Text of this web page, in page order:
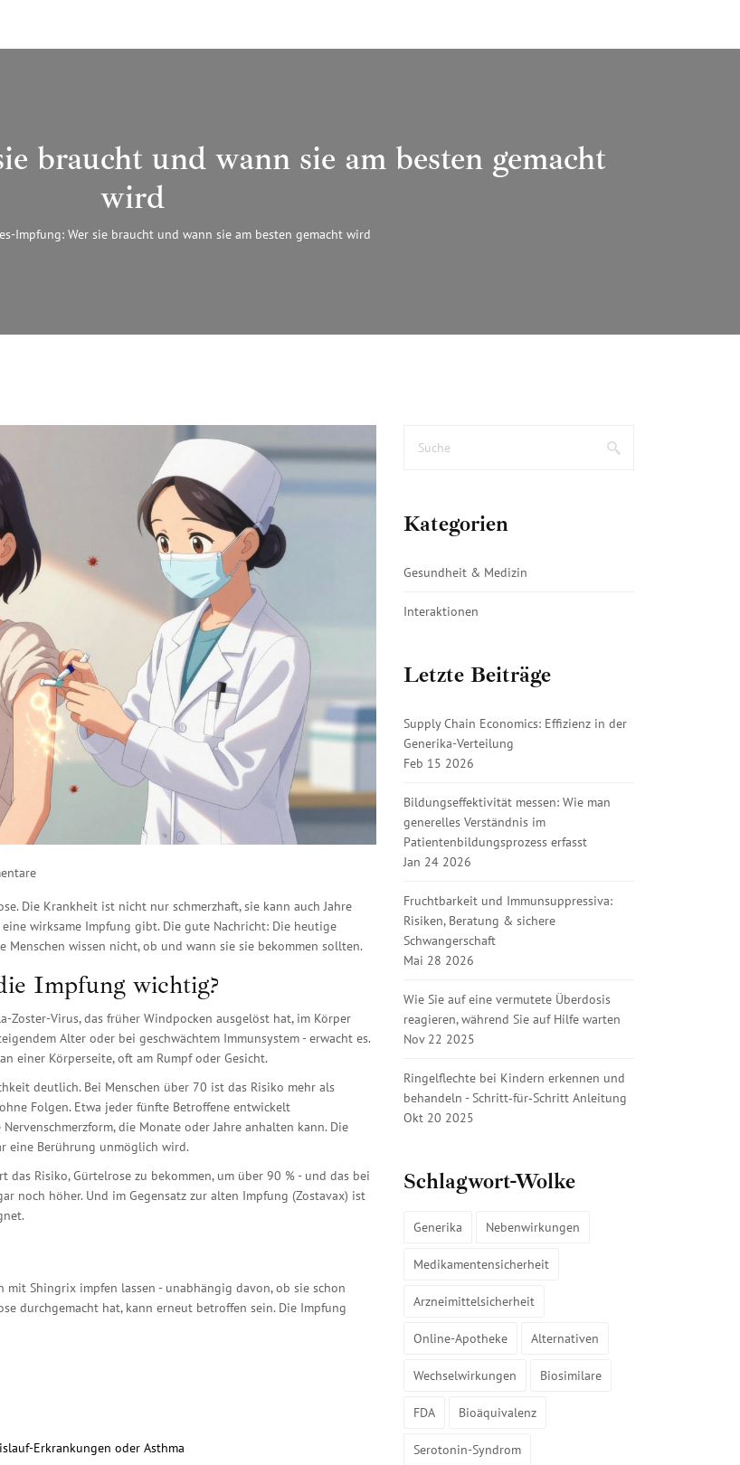
braucht und wann sie am besten gemacht
wird
Impfung: Wer sie braucht und wann sie am besten gemacht wird
Die Krankheit ist nicht nur schmerzhaft, sie kann auch Jahre
wirksame Impfung gibt. Die gute Nachricht: Die heutige
Menschen wissen nicht, ob und wann sie sie bekommen sollten.
Impfung wichtig?
Zoster-Virus, das früher Windpocken ausgelöst hat, im Körper
Alter oder bei geschwächtem Immunsystem - erwacht es.
einer Körperseite, oft am Rumpf oder Gesicht.
deutlich. Bei Menschen über 70 ist das Risiko mehr als
Folgen. Etwa jeder fünfte Betroffene entwickelt
die Monate oder Jahre anhalten kann. Die
eine Berührung unmöglich wird.
Risiko, Gürtelrose zu bekommen, um über 90 % - und das bei
noch höher. Und im Gegensatz zur alten Impfung (Zostavax) ist
Shingrix impfen lassen - unabhängig davon, ob sie schon
durchgemacht hat, kann erneut betroffen sein. Die Impfung
Erkrankungen oder Asthma
Kategorien
Gesundheit & Medizin
Interaktionen
Letzte Beiträge
Supply Chain Economics: Effizienz in der
Generika-Verteilung
Feb 15 2026
Bildungseffektivität messen: Wie man
generelles Verständnis im
Patientenbildungsprozess erfasst
Jan 24 2026
Fruchtbarkeit und Immunsuppressiva:
Risiken, Beratung & sichere
Schwangerschaft
Mai 28 2026
Wie Sie auf eine vermutete Überdosis
reagieren, während Sie auf Hilfe warten
Nov 22 2025
Ringelflechte bei Kindern erkennen und
behandeln - Schritt‑für‑Schritt Anleitung
Okt 20 2025
Schlagwort-Wolke
Generika Nebenwirkungen
Medikamentensicherheit
Arzneimittelsicherheit
Online-Apotheke Alternativen
Wechselwirkungen Biosimilare
FDA Bioäquivalenz
Serotonin-Syndrom